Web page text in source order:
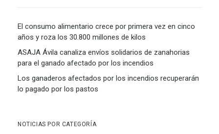
El consumo alimentario crece por primera vez en cinco
años y roza los 30.800 millones de kilos
ASAJA Ávila canaliza envíos solidarios de zanahorias
para el ganado afectado por los incendios
Los ganaderos afectados por los incendios recuperarán
lo pagado por los pastos
NOTICIAS POR CATEGORÍA